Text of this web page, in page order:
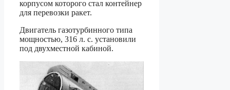
корпусом которого стал контейнер
для перевозки ракет.
Двигатель газотурбинного типа
мощностью, 316 л. с. установили
под двухместной кабиной.